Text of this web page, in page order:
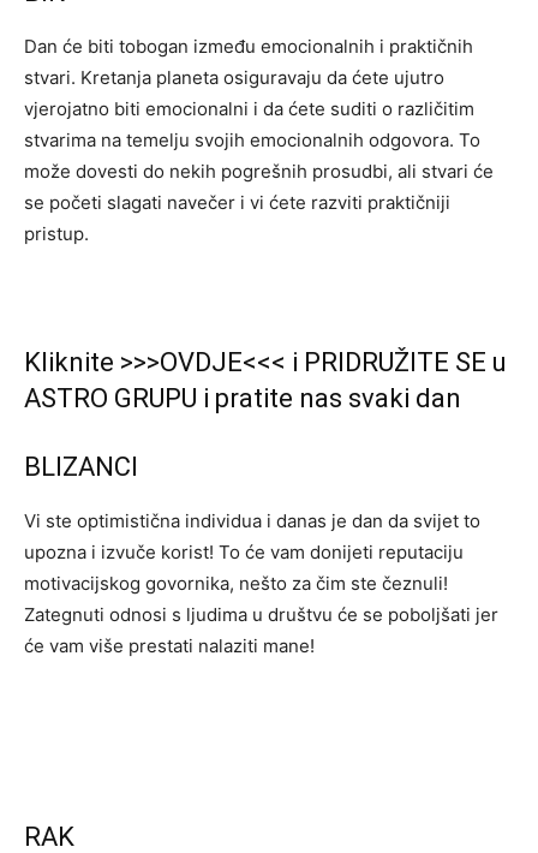
Dan će biti tobogan između emocionalnih i praktičnih
stvari. Kretanja planeta osiguravaju da ćete ujutro
vjerojatno biti emocionalni i da ćete suditi o različitim
stvarima na temelju svojih emocionalnih odgovora. To
može dovesti do nekih pogrešnih prosudbi, ali stvari će
se početi slagati navečer i vi ćete razviti praktičniji
pristup.
Kliknite >>>OVDJE<<< i PRIDRUŽITE SE u
ASTRO GRUPU i pratite nas svaki dan
BLIZANCI
Vi ste optimistična individua i danas je dan da svijet to
upozna i izvuče korist! To će vam donijeti reputaciju
motivacijskog govornika, nešto za čim ste čeznuli!
Zategnuti odnosi s ljudima u društvu će se poboljšati jer
će vam više prestati nalaziti mane!
RAK